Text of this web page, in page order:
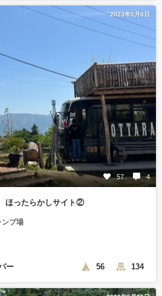
2023年5月8日
57 4
ほったらかしサイト②
ンプ場
ー 56 134